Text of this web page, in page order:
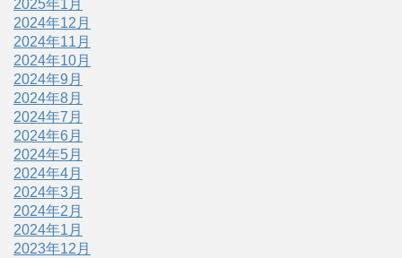
2025年1月
2024年12月
2024年11月
2024年10月
2024年9月
2024年8月
2024年7月
2024年6月
2024年5月
2024年4月
2024年3月
2024年2月
2024年1月
2023年12月